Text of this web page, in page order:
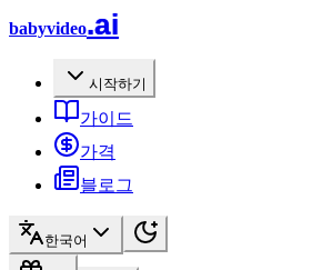
babyvideo.ai
시작하기
가이드
가격
블로그
한국어